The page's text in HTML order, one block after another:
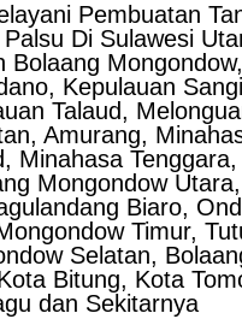
Pembuatan
Di Sulawesi
Bolaang
Kepulauan
Talaud,
Amurang,
Minahasa Tenggara,
Mongondow Utara,
Biaro,
Timur,
Selatan,
Bitung, Kota
dan Sekitarnya